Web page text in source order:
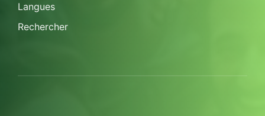
Langues
Rechercher